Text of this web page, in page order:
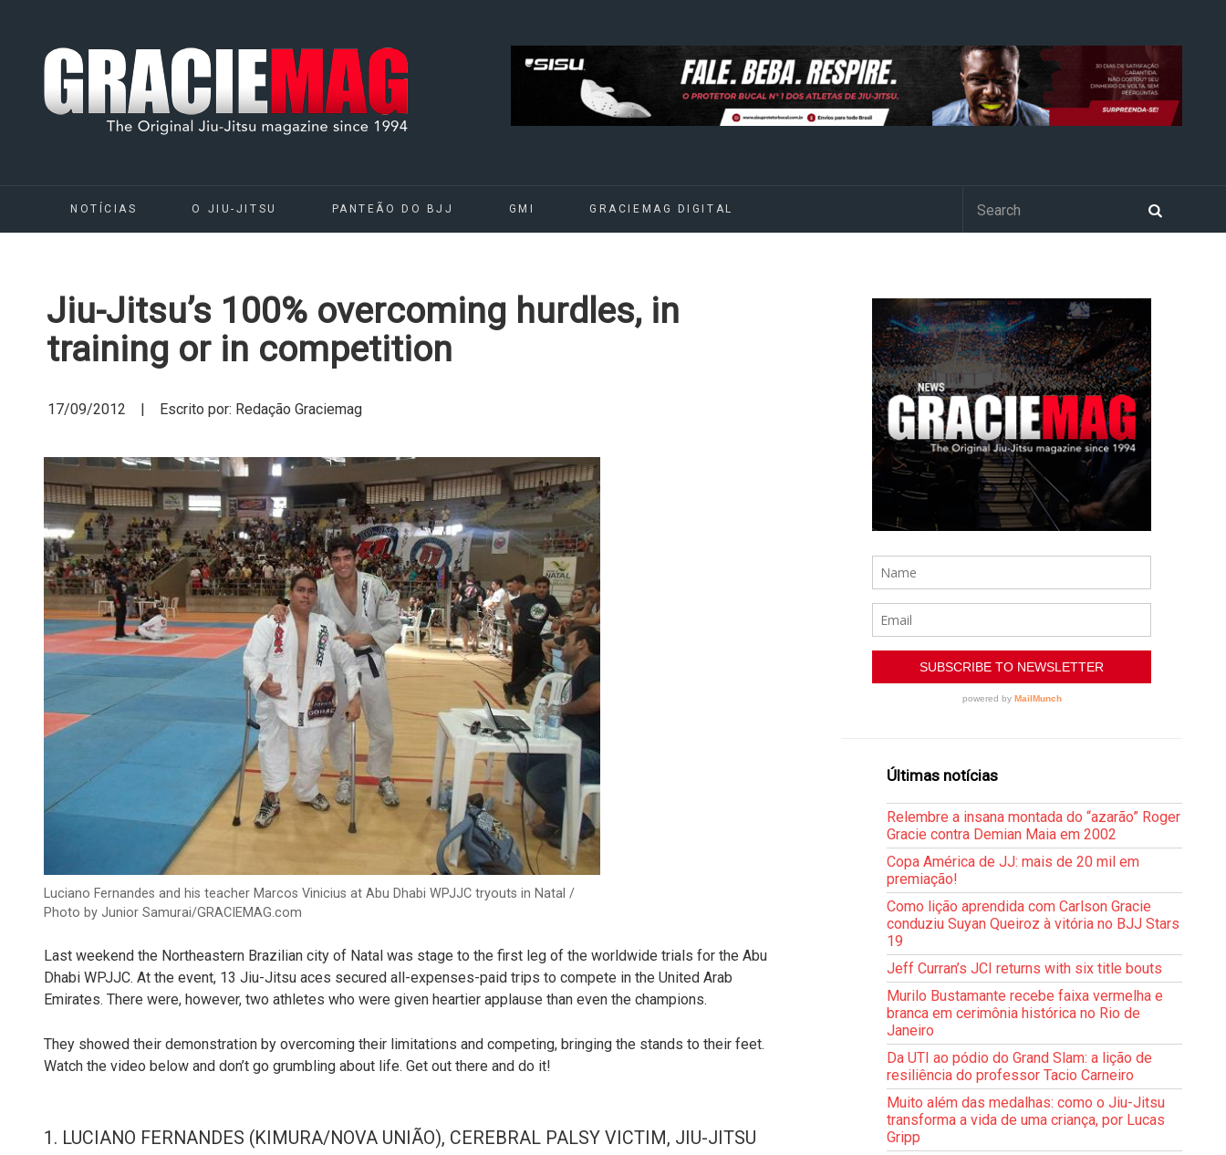
NOTÍCIAS O JIU-JITSU PANTEÃO DO BJJ GMI GRACIEMAG DIGITAL
Jiu-Jitsu’s 100% overcoming hurdles, in
training or in competition
17/09/2012 | Escrito por: Redação Graciemag
Luciano Fernandes and his teacher Marcos Vinicius at Abu Dhabi WPJJC tryouts in Natal /
Photo by Junior Samurai/GRACIEMAG.com
Last weekend the Northeastern Brazilian city of Natal was stage to the first leg of the worldwide trials for the Abu
Dhabi WPJJC. At the event, 13 Jiu-Jitsu aces secured all-expenses-paid trips to compete in the United Arab
Emirates. There were, however, two athletes who were given heartier applause than even the champions.
They showed their demonstration by overcoming their limitations and competing, bringing the stands to their feet.
Watch the video below and don’t go grumbling about life. Get out there and do it!
1. LUCIANO FERNANDES (KIMURA/NOVA UNIÃO), CEREBRAL PALSY VICTIM, JIU-JITSU
Últimas notícias
Relembre a insana montada do “azarão” Roger
Gracie contra Demian Maia em 2002
Copa América de JJ: mais de 20 mil em
premiação!
Como lição aprendida com Carlson Gracie
conduziu Suyan Queiroz à vitória no BJJ Stars
19
Jeff Curran’s JCI returns with six title bouts
Murilo Bustamante recebe faixa vermelha e
branca em cerimônia histórica no Rio de
Janeiro
Da UTI ao pódio do Grand Slam: a lição de
resiliência do professor Tacio Carneiro
Muito além das medalhas: como o Jiu-Jitsu
transforma a vida de uma criança, por Lucas
Gripp